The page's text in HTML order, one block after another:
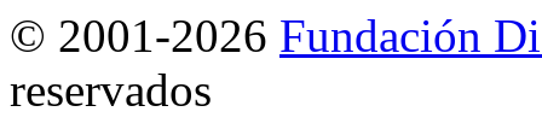
© 2001-2026 Fundación
reservados